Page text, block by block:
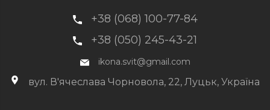
+38 (068) 100-77-84
+38 (050) 245-43-21
ikona.svit@gmail.com
вул. В'ячеслава Чорновола, 22, Луцьк, Україна